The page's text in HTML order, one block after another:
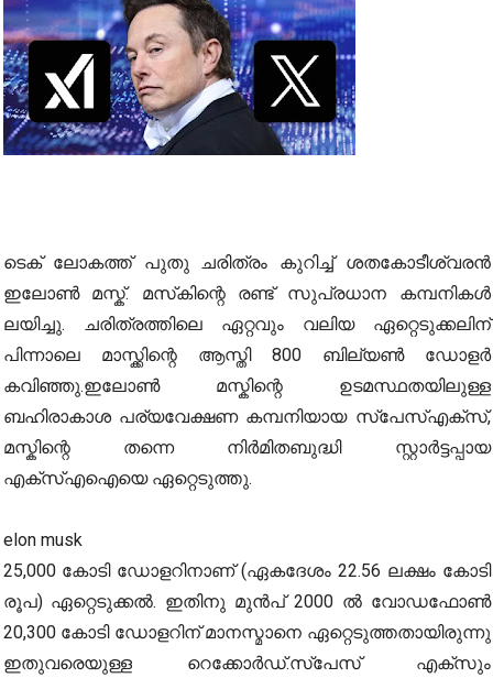
ടെക് ലോകത്ത് പുതു ചരിത്രം കുറിച്ച് ശതകോടീശ്വരൻ
ഇലോൺ മസ്ക്. മസ്‌കിന്റെ രണ്ട് സുപ്രധാന കമ്പനികൾ
ലയിച്ചു. ചരിത്രത്തിലെ ഏറ്റവും വലിയ ഏറ്റെടുക്കലിന്
പിന്നാലെ മാസ്ക്കിന്റെ ആസ്തി 800 ബില്യൺ ഡോളർ
കവിഞ്ഞു.ഇലോൺ മസ്കിന്റെ ഉടമസ്ഥതയിലുള്ള
ബഹിരാകാശ പര്യവേക്ഷണ കമ്പനിയായ സ്പേസ്എക്സ്,
മസ്കിന്റെ തന്നെ നിർമിതബുദ്ധി സ്റ്റാർട്ടപ്പായ
എക്സ്എഐയെ ഏറ്റെടുത്തു.
elon musk
25,000 കോടി ഡോളറിനാണ് (ഏകദേശം 22.56 ലക്ഷം കോടി
രൂപ) ഏറ്റെടുക്കൽ. ഇതിനു മുൻപ് 2000 ൽ വോഡഫോൺ
20,300 കോടി ഡോളറിന് മാനസ്മാനെ ഏറ്റെടുത്തതായിരുന്നു
ഇതുവരെയുള്ള റെക്കോർഡ്.സ്പേസ് എക്സും